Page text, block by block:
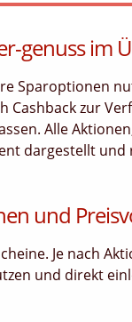
genuss im
Sparoptionen
Cashback zur
Alle
dargestellt und
und
Je nach
und direkt